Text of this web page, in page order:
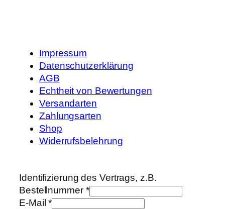
Impressum
Datenschutzerklärung
AGB
Echtheit von Bewertungen
Versandarten
Zahlungsarten
Shop
Widerrufsbelehrung
Identifizierung des Vertrags, z.B.
Bestellnummer *
E-Mail*